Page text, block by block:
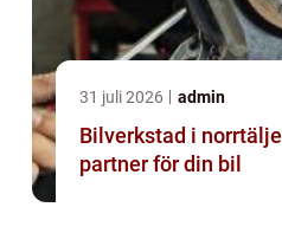
31 juli 2026 admin
Bilverkstad i norrtälje så väljer du rätt
partner för din bil